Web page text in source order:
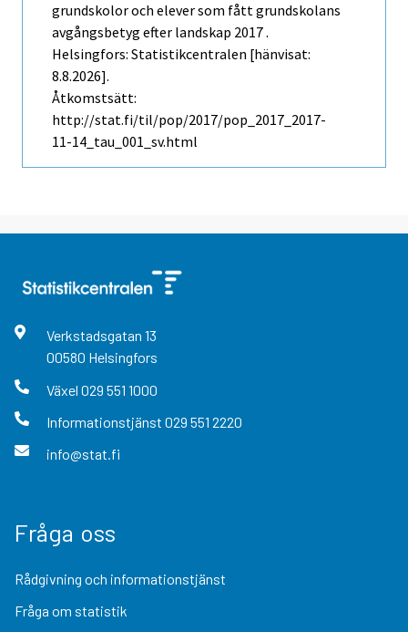
grundskolor och elever som fått grundskolans
avgångsbetyg efter landskap 2017 .
Helsingfors: Statistikcentralen [hänvisat:
8.8.2026].
Åtkomstsätt:
http://stat.fi/til/pop/2017/pop_2017_2017-
11-14_tau_001_sv.html
Verkstadsgatan 13
00580 Helsingfors
Växel 029 551 1000
Informationstjänst 029 551 2220
info@stat.fi
Fråga oss
Rådgivning och informationstjänst
Fråga om statistik